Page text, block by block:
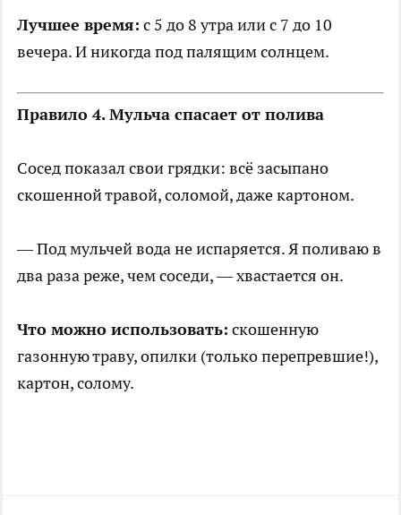
Лучшее время: с 5 до 8 утра или с 7 до 10
вечера. И никогда под палящим солнцем.
Правило 4. Мульча спасает от полива
Сосед показал свои грядки: всё засыпано
скошенной травой, соломой, даже картоном.
— Под мульчей вода не испаряется. Я поливаю в
два раза реже, чем соседи, — хвастается он.
Что можно использовать: скошенную
газонную траву, опилки (только перепревшие!),
картон, солому.